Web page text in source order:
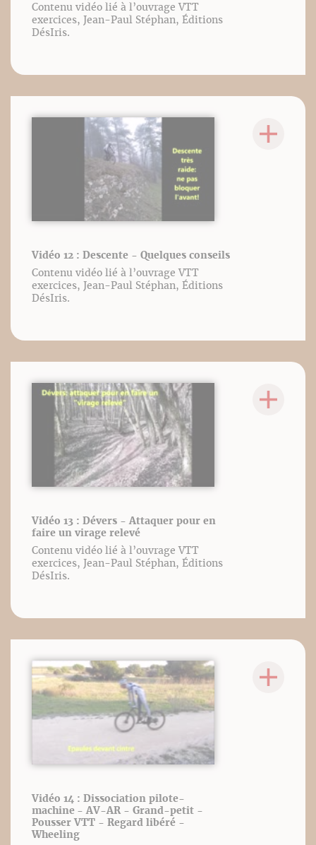
Contenu vidéo lié à l’ouvrage VTT
exercices, Jean-Paul Stéphan, Éditions
DésIris.
Vidéo 12 : Descente - Quelques conseils
Contenu vidéo lié à l’ouvrage VTT
exercices, Jean-Paul Stéphan, Éditions
DésIris.
Vidéo 13 : Dévers - Attaquer pour en
faire un virage relevé
Contenu vidéo lié à l’ouvrage VTT
exercices, Jean-Paul Stéphan, Éditions
DésIris.
Vidéo 14 : Dissociation pilote-
machine - AV-AR - Grand-petit -
Pousser VTT - Regard libéré -
Wheeling